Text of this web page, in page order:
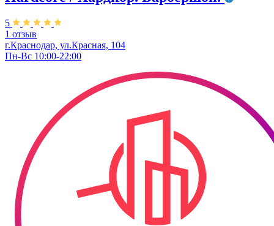
5
1 отзыв
г.Краснодар, ул.Красная, 104
Пн-Вс 10:00-22:00